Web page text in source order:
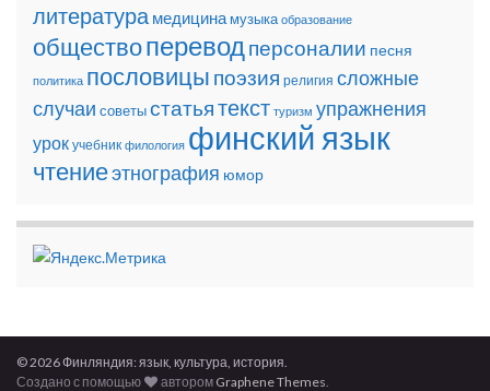
литература медицина музыка образование
обществоперевод персоналии песня
политика пословицы поэзия религия сложные
случаи советыстатьятекст туризм упражнения
урок учебник филология финский язык
чтениеэтнография юмор
© 2026 Финляндия: язык, культура, история.
Создано с помощью
автором Graphene Themes.